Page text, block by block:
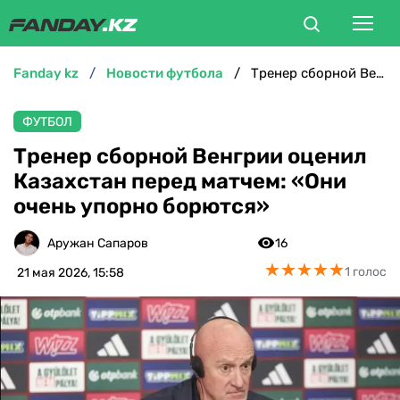
ММА
ТЕННИС
ФУТЗАЛ
ВЕЛОСПОРТ
fanday kz новости футбола Тренер сборной Венгрии оценил Казахстан перед матчем: «Они очень упорно борются»
ФУТБОЛ
Тренер сборной Венгрии оценил
Казахстан перед матчем: «Они
очень упорно борются»
Аружан Сапаров
21 мая 2026, 15:58
16
★★★★★
★★★★★1 голос